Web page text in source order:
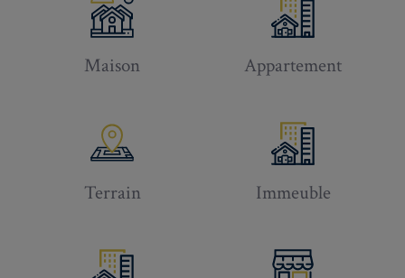
Maison Appartement
Terrain Immeuble